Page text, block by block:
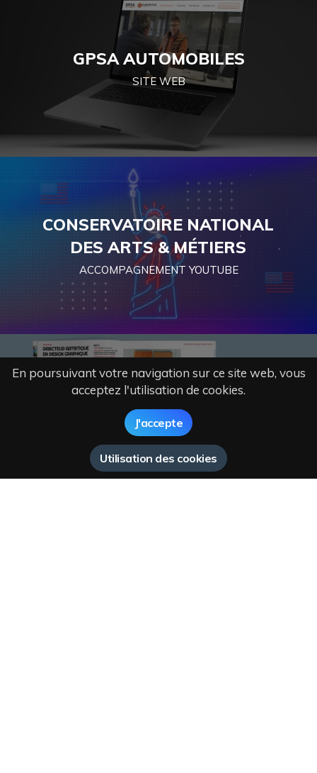
GPSA AUTOMOBILES
SITE WEB
CONSERVATOIRE NATIONAL
DES ARTS & MÉTIERS
ACCOMPAGNEMENT YOUTUBE
SUPCRÉA
CRÉATION BROCHURE & PLV
En poursuivant votre navigation sur ce site web, vous
acceptez l'utilisation de cookies.
J'accepte
Utilisation des cookies